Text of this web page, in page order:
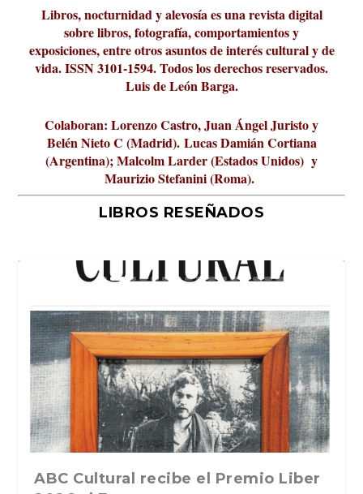
Liber 2026 al Fomento de la Le...
Revista Cultural Turia, númer...
10.000 pasos al día? Lo que d...
paisajística del mar de Sicil...
París
metafísicos de la novela ne...
Libros, nocturnidad y alevosía es una revista digital
sobre libros, fotografía, comportamientos y
exposiciones, entre otros asuntos de interés cultural y de
vida. ISSN 3101-1594. Todos los derechos reservados.
Luis de León Barga.
Colaboran: Lorenzo Castro, Juan Ángel Juristo y
Belén Nieto C (Madrid). Lucas Damián Cortiana
(Argentina); Malcolm Larder (Estados Unidos) y
Maurizio Stefanini (Roma).
LIBROS RESEÑADOS
La verdadera odisea del espacio en
La cultura de la transgresión.